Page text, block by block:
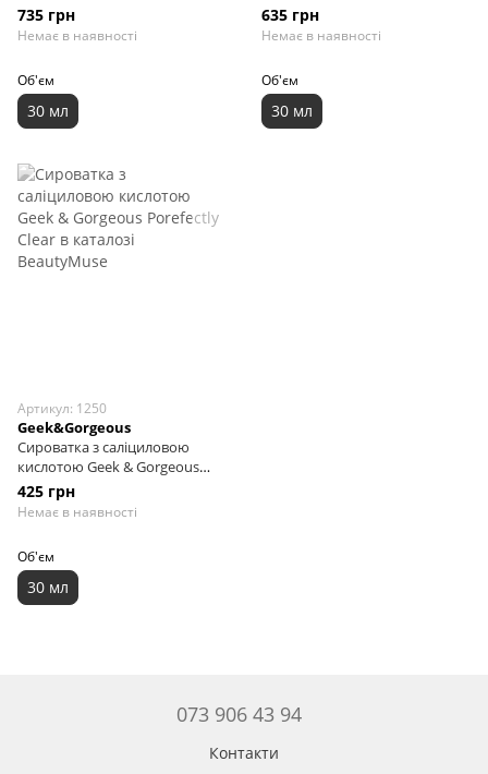
Retinal Serum, 30 мл
735 грн
Немає в наявності
Об'єм
30 мл
Stress Less, 30 мл
635 грн
Немає в наявності
Об'єм
30 мл
Артикул: 1250
Geek&Gorgeous
Сироватка з саліциловою
кислотою Geek & Gorgeous
Porefectly Clear, 30 мл
425 грн
Немає в наявності
Об'єм
30 мл
073 906 43 94
Контакти